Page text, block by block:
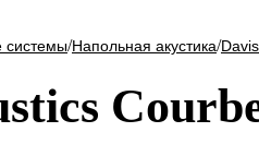
системы/Напольная акустика/